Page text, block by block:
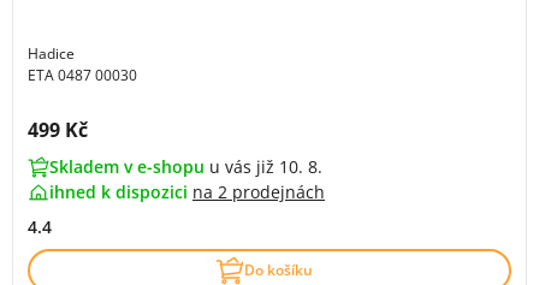
Hadice
ETA 0487 00030
Cena s DPH:
499 Kč
Skladem v e-shopu u vás již 10. 8.
ihned k dispozici na 2 prodejnách
4.4
Do košíku